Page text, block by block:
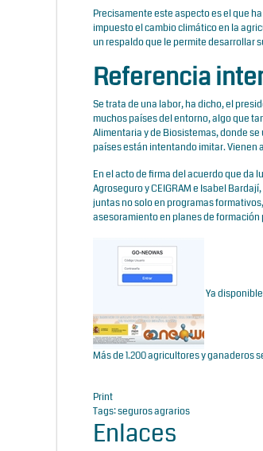
Precisamente este aspecto es el que
impuesto el cambio climático en la
un respaldo que le permite desarrollar
Referencia
Se trata de una labor, ha dicho, el
muchos países del entorno, algo que
Alimentaria y de Biosistemas, donde
países están intentando imitar. Vienen
En el acto de firma del acuerdo que da
Agroseguro y CEIGRAM e Isabel
juntas no solo en programas
asesoramiento en planes de
Ya
Más de 1.200 agricultores y ganaderos
Print
Tags:seguros agrarios
Enlaces